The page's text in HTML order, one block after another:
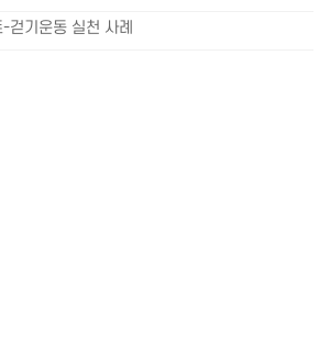
걷기운동 실천 사례